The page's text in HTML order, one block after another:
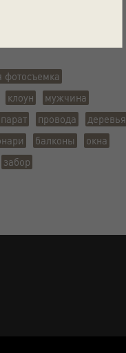
фотосъемка
клоун
мужчина
провода
деревья
балконы
окна
забор